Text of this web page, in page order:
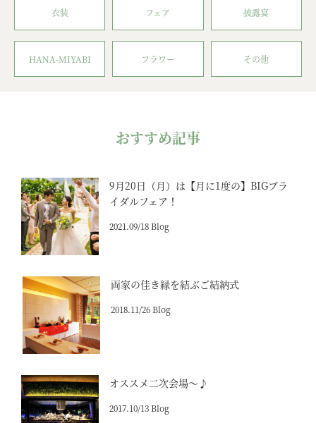
衣装 フェア 披露宴
HANA-MIYABI フラワー その他
おすすめ記事
9月20日（月）は【月に1度の】BIGブラ
イダルフェア！
2021.09/18 Blog
両家の佳き縁を結ぶご結納式
2018.11/26 Blog
オススメ二次会場～♪
2017.10/13 Blog